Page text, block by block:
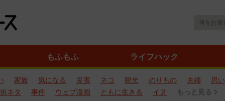
もふもふ ライフハック
家族 気になる 災害 ネコ 観光 のりもの 夫婦
思
街ネタ
事件 ウェブ漫画 ともに生きる イヌ もっと見る